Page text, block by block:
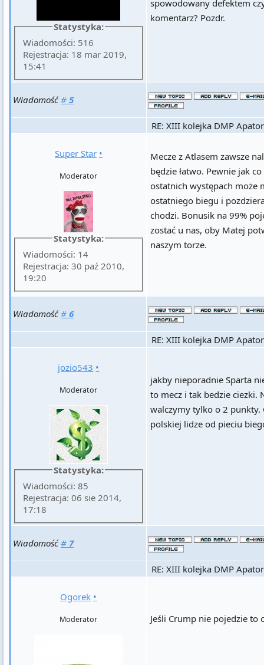
Statystyka:
Wiadomości: 516
Rejestracja: 18 mar 2019,
15:41
spowodowany defektem
komentarz? Pozdr.
Wiadomość # 5
RE: XIII kolejka DMP
Super Star •
Moderator
Statystyka:
Wiadomości: 14
Rejestracja: 30 paź 2010,
19:20
Mecze z Atlasem zawsze
będzie łatwo. Pewnie jak
ostatnich występach może
ostatniego biegu i
chodzi. Bonusik na 99%
zostać u nas, oby Matej
naszym torze.
Wiadomość # 6
RE: XIII kolejka DMP
jozio543 •
Moderator
Statystyka:
Wiadomości: 85
Rejestracja: 06 sie 2014,
17:18
jakby nieporadnie Sparta
to mecz i tak bedzie ciezki.
walczymy tylko o 2 punkty.
polskiej lidze od pieciu
Wiadomość # 7
RE: XIII kolejka DMP
Ogorek •
Moderator Jeśli Crump nie pojedzie